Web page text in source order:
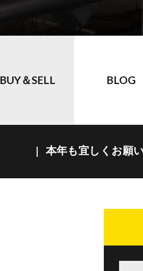
BUY＆SELL BLOG
本年も宜しくお願